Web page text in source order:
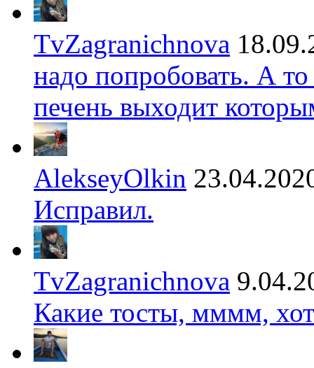
TvZagranichnova
надо попробовать. А
печень выходит
AlekseyOlkin
Исправил.
TvZagranichnova
Какие тосты, мммм,